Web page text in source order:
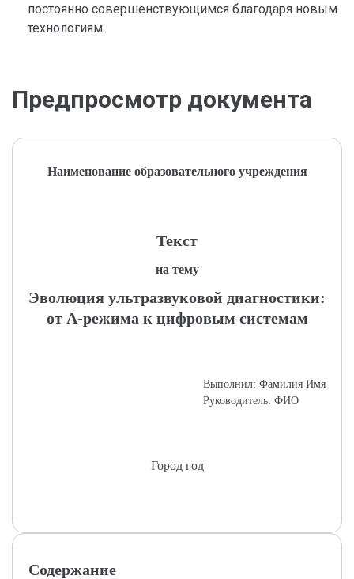
постоянно совершенствующимся благодаря новым
технологиям.
Предпросмотр документа
Наименование образовательного учреждения
Текст
на тему
Эволюция ультразвуковой диагностики:
от А-режима к цифровым системам
Выполнил: Фамилия Имя
Руководитель: ФИО
Город год
Содержание